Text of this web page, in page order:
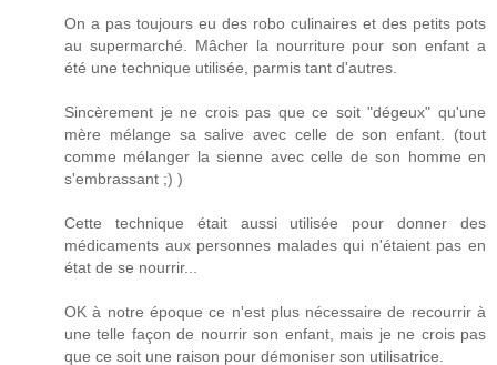
On a pas toujours eu des robo culinaires et des petits pots
au supermarché. Mâcher la nourriture pour son enfant a
été une technique utilisée, parmis tant d'autres.
Sincèrement je ne crois pas que ce soit "dégeux" qu'une
mère mélange sa salive avec celle de son enfant. (tout
comme mélanger la sienne avec celle de son homme en
s'embrassant ;) )
Cette technique était aussi utilisée pour donner des
médicaments aux personnes malades qui n'étaient pas en
état de se nourrir...
OK à notre époque ce n'est plus nécessaire de recourrir à
une telle façon de nourrir son enfant, mais je ne crois pas
que ce soit une raison pour démoniser son utilisatrice.